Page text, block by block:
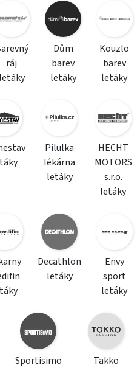
ráj
letáky
Dům
barev
letáky
Kouzlo
barev
letáky
Pilulka
lékárna
letáky
HECHT
MOTORS
s.r.o.
letáky
Decathlon
letáky
Envy
sport
letáky
Sportisimo
Takko